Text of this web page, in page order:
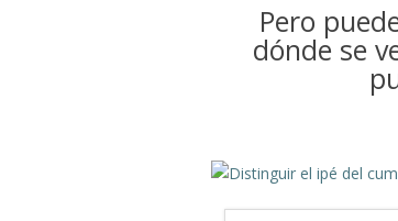
Pero
dónde se